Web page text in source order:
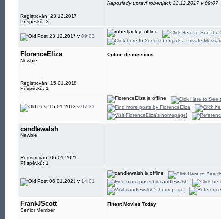
Registrován: 23.12.2017
Příspěvků: 3
Naposledy upravil robertjack 23.12.2017 v 09:07
23.12.2017 v 09:03
FlorenceEliza
Newbie
Registrován: 15.01.2018
Příspěvků: 1
Online discussions
15.01.2018 v 07:31
candlewalsh
Newbie
Registrován: 06.01.2021
Příspěvků: 1
06.01.2021 v 14:01
FrankJScott
Senior Member
Finest Movies Today